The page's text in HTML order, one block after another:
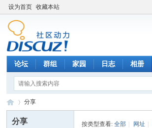
设为首页 收藏本站
论坛 群组 家园 日志 相册
分享
分享 按类型查看:全部 网址